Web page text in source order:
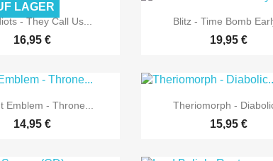
 Vorschau
- They Call Us...
16,95 €
LAGER
 Vorschau
Blitz - Time Bomb
19,95 €
 Vorschau
Emblem - Throne...
14,95 €
 Vorschau
Theriomorph -
15,95 €